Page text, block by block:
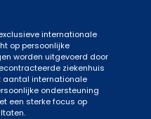
internationale
op persoonlijke
worden uitgevoerd door
ziekenhuis
aantal internationale
ondersteuning
een sterke focus op